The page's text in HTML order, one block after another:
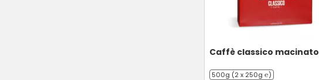
Caffè classico macinato
500g (2 x 250g ℮)